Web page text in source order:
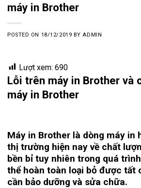
máy in Brother
POSTED ON 18/12/2019 BY ADMIN
Lượt xem: 690
Lỗi trên máy in Brother và
máy in Brother
Máy in Brother là dòng máy in
thị trường hiện nay về chất
bền bỉ tuy nhiên trong quá
thể hoàn toàn loại bỏ được tất
cần bảo dưỡng và sửa chữa.